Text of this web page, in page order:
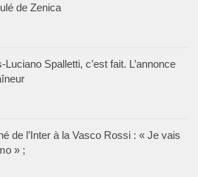
de Zenica
Luciano Spalletti, c’est fait. L’annonce
de l’Inter à la Vasco Rossi : « Je vais
» ;